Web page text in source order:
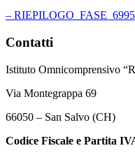
–
Contatti
Istituto Omnicomprensivo
Via Montegrappa 69
66050 – San Salvo (CH)
Codice Fiscale e Partita